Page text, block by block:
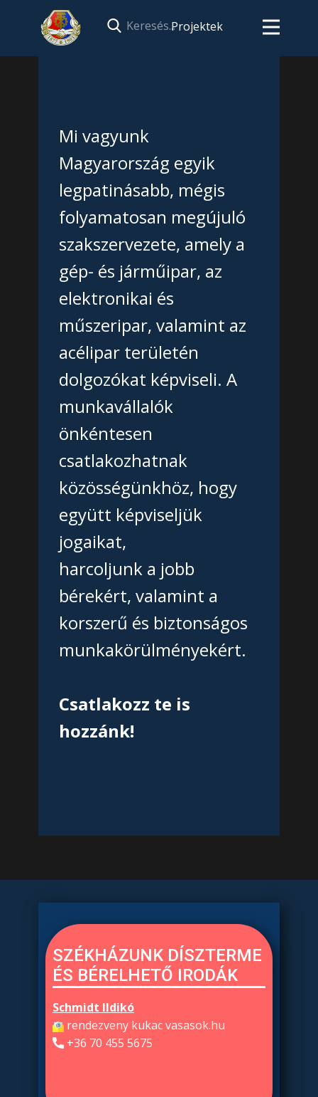
Projektek
Mi vagyunk
Magyarország egyik
legpatinásabb, mégis
folyamatosan megújuló
szakszervezete, amely a
gép- és járműipar, az
elektronikai és
műszeripar, valamint az
acélipar területén
dolgozókat képviseli. A
munkavállalók
önkéntesen
csatlakozhatnak
közösségünkhöz, hogy
együtt képviseljük
jogaikat,
harcoljunk a jobb
bérekért, valamint a
korszerű és biztonságos
munkakörülményekért.
Csatlakozz te is
hozzánk!
SZÉKHÁZUNK DÍSZTERME
ÉS BÉRELHETŐ IRODÁK
Schmidt Ildikó
​rendezveny kukac vasasok.hu
​+36 70 455 5675